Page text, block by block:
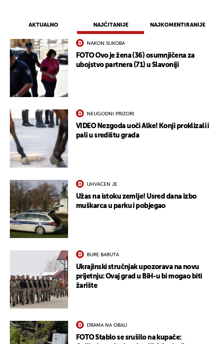
AKTUALNO NAJČITANIJE NAJKOMENTIRANIJE
NAKON SUKOBA
FOTO Ovo je žena (36) osumnjičena za
ubojstvo partnera (71) u Slavoniji
NEUGODNI PRIZORI
VIDEO Nezgoda uoči Alke! Konji proklizali i
pali u središtu grada
UHVAĆEN JE
Užas na istoku zemlje! Usred dana izbo
muškarca u parku i pobjegao
BURE BARUTA
Ukrajinski stručnjak upozorava na novu
prijetnju: Ovaj grad u BiH-u bi mogao biti
žarište
DRAMA NA OBALI
FOTO Stablo se srušilo na kupače: